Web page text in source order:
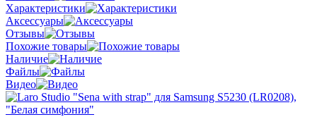
Характеристики
Аксессуары
Отзывы
Похожие товары
Наличие
Файлы
Видео